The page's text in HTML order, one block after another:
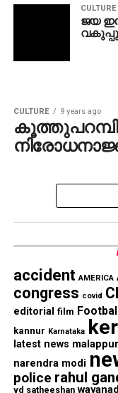
CULTURE
ജയ
CULTURE 9 years ago
accident AMERICA
congress covid
editorial film
kannur Karnataka
latest news
narendra modi
police rahul
vd satheeshan